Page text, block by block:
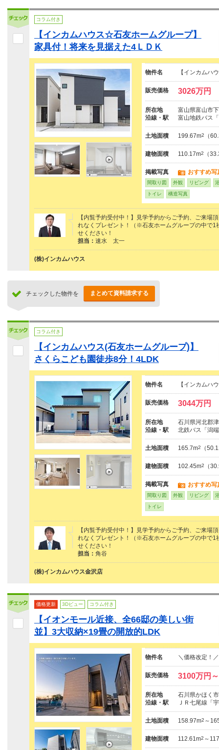
コラム付き
【インカムハウス☆石友ホームグループ】
家具付！将来を見据えた4ＬＤＫ
物件名 【インカムハ
販売価格 3026万円
所在地
富山県富山市
沿線・駅
富山地鉄バス
土地面積 199.67m2 （
建物面積 110.17m2 （
掲載写真 おすすめ写
間取り図 外観 リビング
トイレ 構造写真
【内覧予約受付中！】見学予約からご予約、ご来場
れなくプレゼント！（※石友ホームグループの中で1
せください！
担当： 速水 太一
(株)インカムハウス
チェックした物件を まとめて資料請求する
コラム付き
【インカムハウス(石友ホームグループ)】
さくらこども園徒歩8分！4LDK
物件名 【インカムハ
販売価格 3044万円
所在地
石川県河北郡
沿線・駅
北鉄バス「潟
土地面積 165.7m2 （
建物面積 102.45m2 （
掲載写真 おすすめ写
間取り図 外観 リビング
トイレ
【内覧予約受付中！】見学予約からご予約、ご来場
れなくプレゼント！（※石友ホームグループの中で1
せください！
担当： 角谷
(株)インカムハウス金沢店
価格更新 3Dビュー コラム付き
【イオンモール近接、全66邸の美しい街
並】3大収納×19畳の開放的LDK
物件名 ＼価格改定！
販売価格 3100万円
所在地
石川県かほく
沿線・駅
ＪＲ七尾線「
土地面積 158.97m2 ～
建物面積 112.61m2 ～